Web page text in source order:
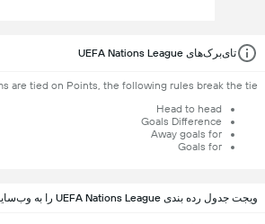
تای‌برک‌های UEFA Nations League
are tied on Points, the following rules break the tie:
Head to head
Goals Difference
Away goals for
Goals for
ویجت جدول رده بندی UEFA Nations League را به وب‌سایت خود اضافه کنید